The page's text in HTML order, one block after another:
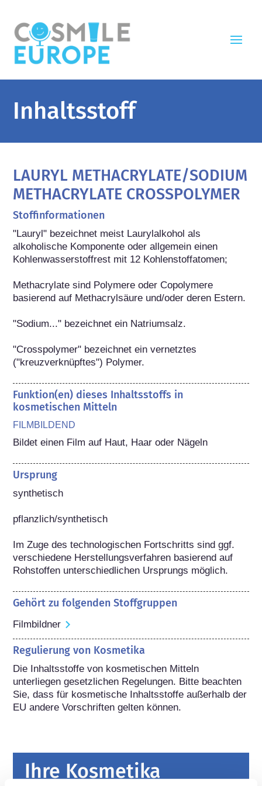
Inhaltsstoff
LAURYL METHACRYLATE/SODIUM
METHACRYLATE CROSSPOLYMER
Stoffinformationen
"Lauryl" bezeichnet meist Laurylalkohol als
alkoholische Komponente oder allgemein einen
Kohlenwasserstoffrest mit 12 Kohlenstoffatomen;
Methacrylate sind Polymere oder Copolymere
basierend auf Methacrylsäure und/oder deren Estern.
"Sodium..." bezeichnet ein Natriumsalz.
"Crosspolymer" bezeichnet ein vernetztes
("kreuzverknüpftes") Polymer.
Funktion(en) dieses Inhaltsstoffs in
kosmetischen Mitteln
FILMBILDEND
Bildet einen Film auf Haut, Haar oder Nägeln
Ursprung
synthetisch
pflanzlich/synthetisch
Im Zuge des technologischen Fortschritts sind ggf.
verschiedene Herstellungsverfahren basierend auf
Rohstoffen unterschiedlichen Ursprungs möglich.
Gehört zu folgenden Stoffgruppen
Filmbildner
Regulierung von Kosmetika
Die Inhaltsstoffe von kosmetischen Mitteln
unterliegen gesetzlichen Regelungen. Bitte beachten
Sie, dass für kosmetische Inhaltsstoffe außerhalb der
EU andere Vorschriften gelten können.
Ihre Kosmetika